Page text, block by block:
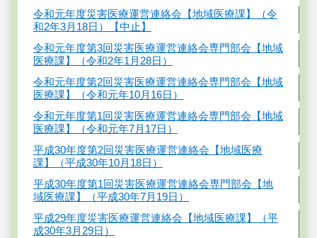
令和元年度災害医療運営連絡会【地域医療課】（令
和2年3月18日）【中止】
令和元年度第3回災害医療運営連絡会専門部会【地域
医療課】（令和2年1月28日）
令和元年度第2回災害医療運営連絡会専門部会【地域
医療課】（令和元年10月16日）
令和元年度第1回災害医療運営連絡会専門部会【地域
医療課】（令和元年7月17日）
平成30年度第2回災害医療運営連絡会【地域医療
課】（平成30年10月18日）
平成30年度第1回災害医療運営連絡会専門部会【地
域医療課】（平成30年7月19日）
平成29年度災害医療運営連絡会【地域医療課】（平
成30年3月29日）